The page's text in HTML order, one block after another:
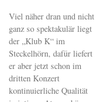
Viel näher dran und nicht
ganz so spektakulär liegt
der „Klub K“ im
Steckelhörn, dafür liefert
er aber jetzt schon im
dritten Konzert
kontinuierliche Qualität